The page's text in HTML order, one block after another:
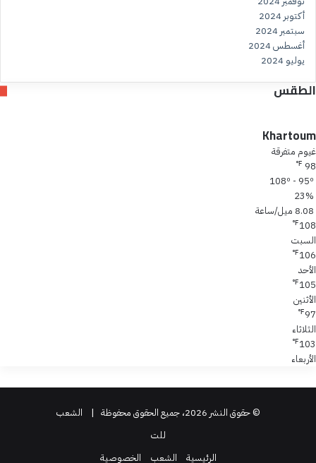
أكتوبر 2024
سبتمبر 2024
أغسطس 2024
يوليو 2024
الطقس
Khartoum
غيوم متفرقة
98
℉
23%
8.08 ميل/ساعة
108
℉
السبت
106
℉
الأحد
105
℉
الأثنين
97
℉
الثلاثاء
103
℉
الأربعاء
© حقوق النشر 2026، جميع الحقوق محفوظة |
الشعب
للت
الرئيسية
الشعب الخصوصية